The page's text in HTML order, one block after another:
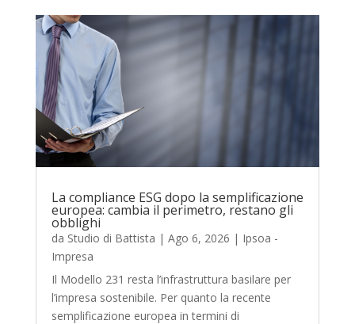
La compliance ESG dopo la semplificazione
europea: cambia il perimetro, restano gli
obblighi
da Studio di Battista | Ago 6, 2026 | Ipsoa -
Impresa
Il Modello 231 resta l’infrastruttura basilare per
l’impresa sostenibile. Per quanto la recente
semplificazione europea in termini di